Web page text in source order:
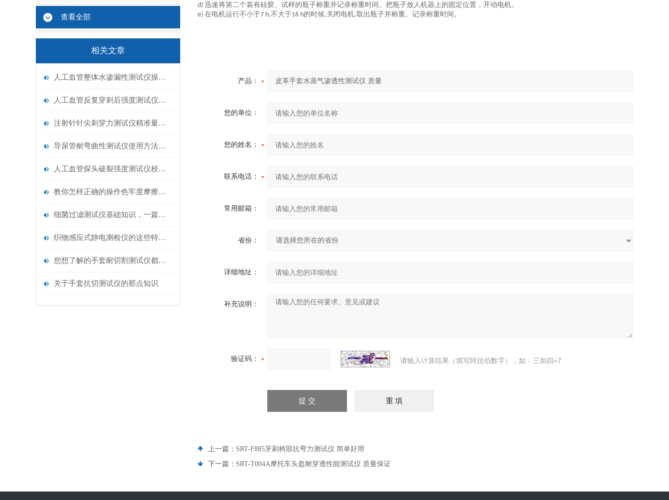
查看全部
相关文章
人工血管整体水渗漏性测试仪操作中最容易出错的步骤
人工血管反复穿刺后强度测试仪是什么？透析患者的“生命管“质量靠它把关！
注射针针尖刺穿力测试仪精准量化针尖锋利度，构筑临床安全防线
导尿管耐弯曲性测试仪使用方法与操作规范
人工血管探头破裂强度测试仪校准规范：精准赋能医疗安全的技术基准
教你怎样正确的操作色牢度摩擦测试机
细菌过滤测试仪基础知识，一篇搞定
织物感应式静电测检仪的这些特点很少有人都知道
您想了解的手套耐切割测试仪都在这里了
关于手套抗切测试仪的那点知识
d) 迅速将第二个装有硅胶、试样的瓶子称重并记录称重时间。把瓶子放人机器上的固定位置，开动电机。
e) 在电机运行不小于7 h,不大于16 h的时候,关闭电机,取出瓶子并称重。记录称重时间。
产品：
您的单位：
您的姓名：
联系电话：
常用邮箱：
省份：
详细地址：
补充说明：
验证码： 请输入计算结果（填写阿拉伯数字），如：三加四=7
上一篇： SRT-F885牙刷柄部抗弯力测试仪 简单好用
下一篇： SRT-T004A摩托车头盔耐穿透性能测试仪 质量保证